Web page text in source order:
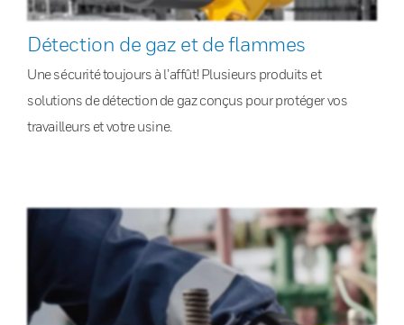
Détection de gaz et de flammes
Une sécurité toujours à l’affût! Plusieurs produits et
solutions de détection de gaz conçus pour protéger vos
travailleurs et votre usine.